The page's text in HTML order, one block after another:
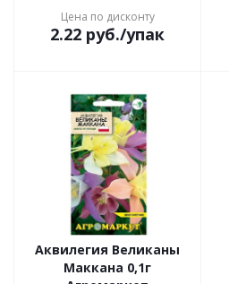
Цена по дисконту
2.22 руб./упак
Аквилегия Великаны
Маккана 0,1г